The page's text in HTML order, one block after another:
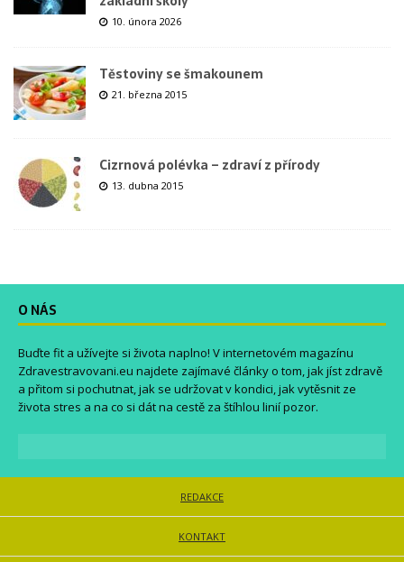
10. února 2026
Těstoviny se šmakounem
21. března 2015
Cizrnová polévka – zdraví z přírody
13. dubna 2015
O NÁS
Buďte fit a užívejte si života naplno! V internetovém magazínu
Zdravestravovani.eu najdete zajímavé články o tom, jak jíst zdravě
a přitom si pochutnat, jak se udržovat v kondici, jak vytěsnit ze
života stres a na co si dát na cestě za štíhlou linií pozor.
REDAKCE
KONTAKT